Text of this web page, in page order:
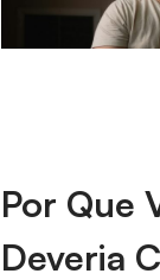
Por Que
Deveria